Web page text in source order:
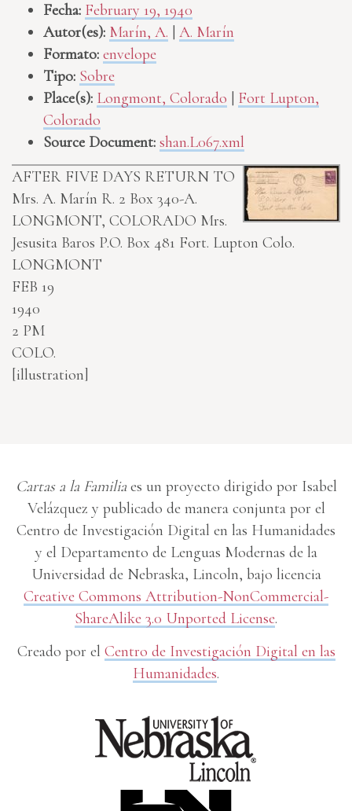
Fecha: February 19, 1940
Autor(es): Marín, A.
A. Marín
Formato: envelope
Tipo: Sobre
Place(s): Longmont, Colorado
Fort Lupton,
Colorado
Source Document: shan.L067.xml
AFTER FIVE DAYS RETURN TO
Mrs. A. Marín R. 2 Box 340-A.
LONGMONT, COLORADO Mrs.
Jesusita Baros P.O. Box 481 Fort. Lupton Colo.
LONGMONT
FEB 19
1940
2 PM
COLO.
[illustration]
Cartas a la Familiaes un proyecto dirigido por Isabel
Velázquez y publicado de manera conjunta por el
Centro de Investigación Digital en las Humanidades
y el Departamento de Lenguas Modernas de la
Universidad de Nebraska, Lincoln, bajo licencia
Creative Commons Attribution-NonCommercial-
ShareAlike 3.0 Unported License.
Creado por el Centro de Investigación Digital en las
Humanidades.